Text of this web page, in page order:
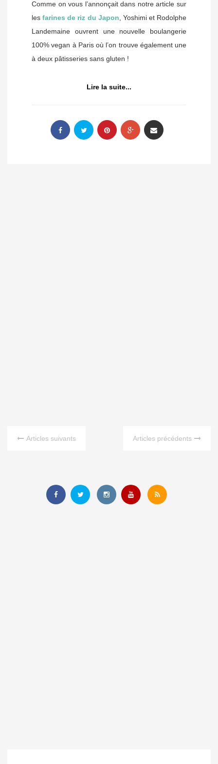
Comme on vous l’annonçait dans notre article sur
lesfarines de riz du Japon , Yoshimi et Rodolphe
Landemaine ouvrent une nouvelle boulangerie
100% vegan à Paris où l’on trouve également une
à deux pâtisseries sans gluten !
Lire la suite...
Articles suivants Articles précédents